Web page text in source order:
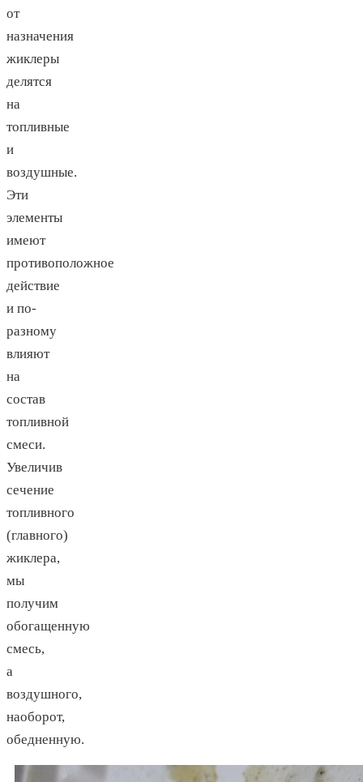
от
назначения
жиклеры
делятся
на
топливные
и
воздушные.
Эти
элементы
имеют
противоположное
действие
и по-
разному
влияют
на
состав
топливной
смеси.
Увеличив
сечение
топливного
(главного)
жиклера,
мы
получим
обогащенную
смесь,
а
воздушного,
наоборот,
обедненную.